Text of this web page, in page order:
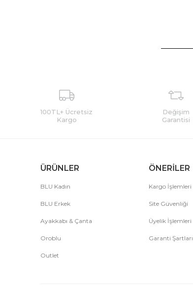
100TL+ Ücretsiz
Kargo
Değişim
Garantisi
ÜRÜNLER
BLU Kadın
BLU Erkek
Ayakkabı & Çanta
Oroblu
Outlet
ÖNERİLER
Kargo İşlemleri
Site Güvenliği
Üyelik İşlemleri
Garanti Şartları